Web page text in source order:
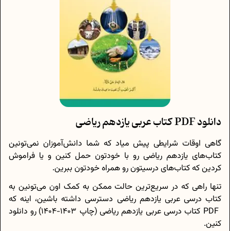
دانلود PDF کتاب عربی یازدهم ریاضی
گاهی اوقات شرایطی پیش میاد که شما دانش‌آموزان نمی‌تونین
کتاب‌های یازدهم ریاضی رو با خودتون حمل کنین و یا فراموش
کردین که کتاب‌های درسیتون رو همراه خودتون ببرین.
تنها راهی که در سریع‌ترین حالت ممکن به کمک اون می‌تونین به
کتاب درسی عربی یازدهم ریاضی دسترسی داشته باشین، اینه که
PDF کتاب درسی عربی یازدهم ریاضی (چاپ 1403-1404) رو دانلود
کنین.